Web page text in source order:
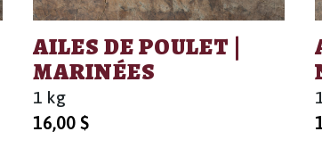
AILES DE POULET |
MARINÉES
1 kg
16,00$